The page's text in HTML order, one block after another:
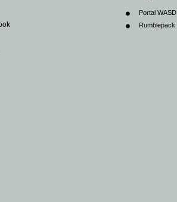
Portal WASD
Rumblepack